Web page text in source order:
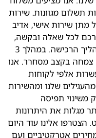
תשלום מגוונות. שירות
מתן שירות אישי, אדיב
לכל שאלה ובקשה,
ונשמח לסייע לכם בכל שלב של תהליך הרכישה. במהלך 3
השנים האחרונות, חברת Earrings צמחה בקצב מסחרר. אנו
אלפי לקוחות
שלנו ומהשירות
משינוי תפיסה
מגלות את היתרונות
הצטרפו אלינו עוד היום
אטרקטיביים ועם